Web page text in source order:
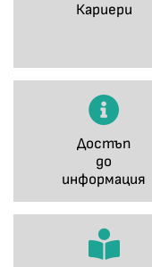
Кариери
Достъп
до
информация